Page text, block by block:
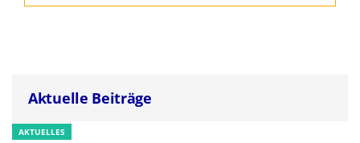
Aktuelle Beiträge
AKTUELLES